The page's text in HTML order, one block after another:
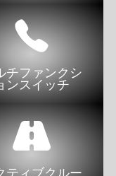
チファンクシ
ンスイッチ
ティブクルー